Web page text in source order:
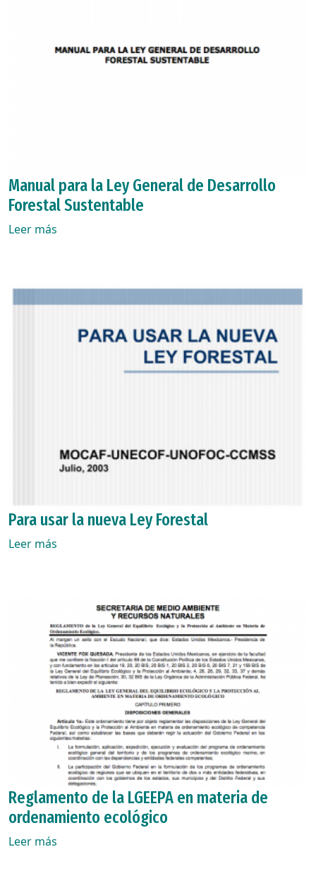
Manual para la Ley General de Desarrollo
Forestal Sustentable
Leer más
Para usar la nueva Ley Forestal
Leer más
Reglamento de la LGEEPA en materia de
ordenamiento ecológico
Leer más